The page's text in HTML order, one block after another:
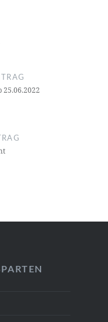
25.06.2022